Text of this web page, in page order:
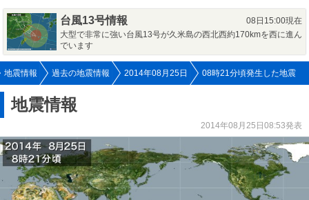
台風13号情報
08日15:00現在
大型で非常に強い台風13号が久米島の西北西約170kmを西に進ん
でいます
地震情報 過去の地震情報 2014年08月25日 08時21分頃発生した地震
地震情報
2014年08月25日08:53発表